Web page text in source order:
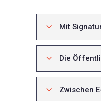
3 Mit
3 Die
3 Zwischen